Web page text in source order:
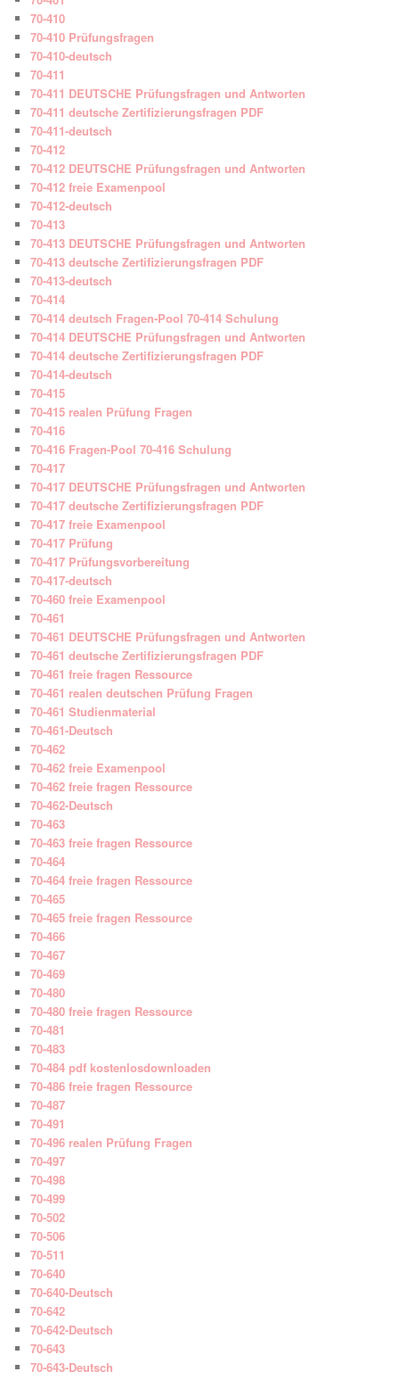
70-410
70-410 Prüfungsfragen
70-410-deutsch
70-411
70-411 DEUTSCHE Prüfungsfragen und Antworten
70-411 deutsche Zertifizierungsfragen PDF
70-411-deutsch
70-412
70-412 DEUTSCHE Prüfungsfragen und Antworten
70-412 freie Examenpool
70-412-deutsch
70-413
70-413 DEUTSCHE Prüfungsfragen und Antworten
70-413 deutsche Zertifizierungsfragen PDF
70-413-deutsch
70-414
70-414 deutsch Fragen-Pool 70-414 Schulung
70-414 DEUTSCHE Prüfungsfragen und Antworten
70-414 deutsche Zertifizierungsfragen PDF
70-414-deutsch
70-415
70-415 realen Prüfung Fragen
70-416
70-416 Fragen-Pool 70-416 Schulung
70-417
70-417 DEUTSCHE Prüfungsfragen und Antworten
70-417 deutsche Zertifizierungsfragen PDF
70-417 freie Examenpool
70-417 Prüfung
70-417 Prüfungsvorbereitung
70-417-deutsch
70-460 freie Examenpool
70-461
70-461 DEUTSCHE Prüfungsfragen und Antworten
70-461 deutsche Zertifizierungsfragen PDF
70-461 freie fragen Ressource
70-461 realen deutschen Prüfung Fragen
70-461 Studienmaterial
70-461-Deutsch
70-462
70-462 freie Examenpool
70-462 freie fragen Ressource
70-462-Deutsch
70-463
70-463 freie fragen Ressource
70-464
70-464 freie fragen Ressource
70-465
70-465 freie fragen Ressource
70-466
70-467
70-469
70-480
70-480 freie fragen Ressource
70-481
70-483
70-484 pdf kostenlosdownloaden
70-486 freie fragen Ressource
70-487
70-491
70-496 realen Prüfung Fragen
70-497
70-498
70-499
70-502
70-506
70-511
70-640
70-640-Deutsch
70-642
70-642-Deutsch
70-643
70-643-Deutsch